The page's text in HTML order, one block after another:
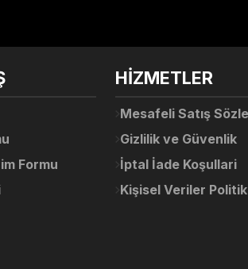
Yorum
Formu
HİZMETLER
Mesafeli Satış
Gizlilik ve Güvenlik
İptal İade Koşullari
Kişisel Veriler